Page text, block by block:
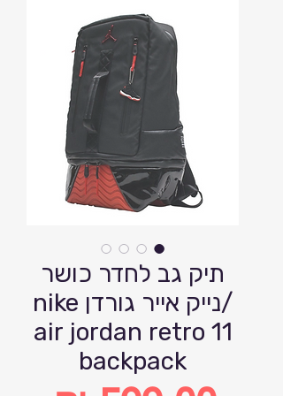
תיק גב לחדר כושר
/נייק אייר גורדן nike
air jordan retro 11
backpack